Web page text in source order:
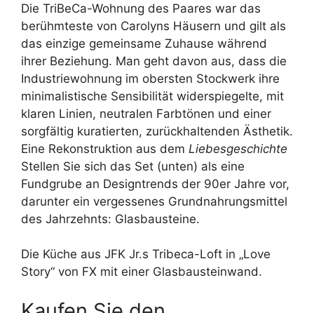
Die TriBeCa-Wohnung des Paares war das
berühmteste von Carolyns Häusern und gilt als
das einzige gemeinsame Zuhause während
ihrer Beziehung. Man geht davon aus, dass die
Industriewohnung im obersten Stockwerk ihre
minimalistische Sensibilität widerspiegelte, mit
klaren Linien, neutralen Farbtönen und einer
sorgfältig kuratierten, zurückhaltenden Ästhetik.
Eine Rekonstruktion aus dem Liebesgeschichte
Stellen Sie sich das Set (unten) als eine
Fundgrube an Designtrends der 90er Jahre vor,
darunter ein vergessenes Grundnahrungsmittel
des Jahrzehnts: Glasbausteine.
Die Küche aus JFK Jr.s Tribeca-Loft in „Love
Story“ von FX mit einer Glasbausteinwand.